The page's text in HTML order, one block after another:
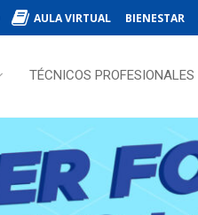
AULA VIRTUAL BIENESTAR
TÉCNICOS PROFESIONALES